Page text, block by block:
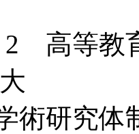
シス
体制